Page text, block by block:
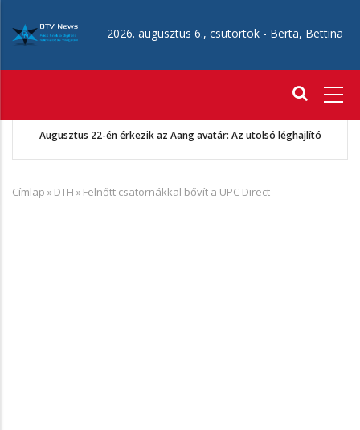
tartalomra
2026. augusztus 6., csütörtök - Berta, Bettina
Augusztus 22-én érkezik az Aang avatár: Az utolsó léghajlító
Morzsa
Címlap »DTH »Felnőtt csatornákkal bővít a UPC Direct